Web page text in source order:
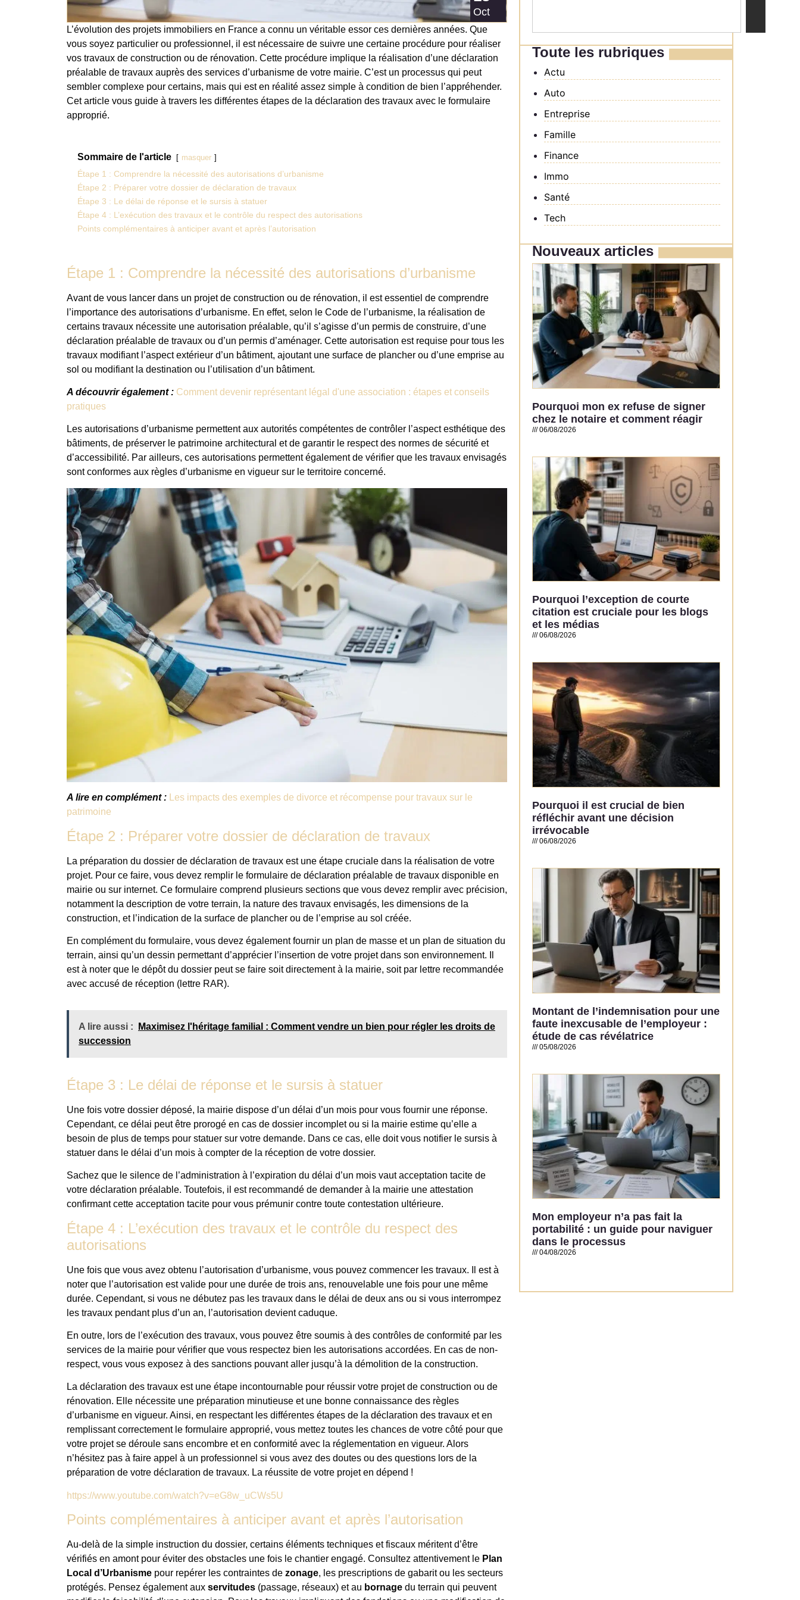
Oct
L’évolution des projets immobiliers en France a connu un véritable essor ces dernières années. Que
vous soyez particulier ou professionnel, il est nécessaire de suivre une certaine procédure pour réaliser
vos travaux de construction ou de rénovation. Cette procédure implique la réalisation d’une déclaration
préalable de travaux auprès des services d’urbanisme de votre mairie. C’est un processus qui peut
sembler complexe pour certains, mais qui est en réalité assez simple à condition de bien l’appréhender.
Cet article vous guide à travers les différentes étapes de la déclaration des travaux avec le formulaire
approprié.
Sommaire de l'article masquer
Étape 1 : Comprendre la nécessité des autorisations d’urbanisme
Étape 2 : Préparer votre dossier de déclaration de travaux
Étape 3 : Le délai de réponse et le sursis à statuer
Étape 4 : L’exécution des travaux et le contrôle du respect des autorisations
Points complémentaires à anticiper avant et après l’autorisation
Étape 1 : Comprendre la nécessité des autorisations d’urbanisme
Avant de vous lancer dans un projet de construction ou de rénovation, il est essentiel de comprendre
l’importance des autorisations d’urbanisme. En effet, selon le Code de l’urbanisme, la réalisation de
certains travaux nécessite une autorisation préalable, qu’il s’agisse d’un permis de construire, d’une
déclaration préalable de travaux ou d’un permis d’aménager. Cette autorisation est requise pour tous les
travaux modifiant l’aspect extérieur d’un bâtiment, ajoutant une surface de plancher ou d’une emprise au
sol ou modifiant la destination ou l’utilisation d’un bâtiment.
A découvrir également : Comment devenir représentant légal d'une association : étapes et conseils
pratiques
Les autorisations d’urbanisme permettent aux autorités compétentes de contrôler l’aspect esthétique des
bâtiments, de préserver le patrimoine architectural et de garantir le respect des normes de sécurité et
d’accessibilité. Par ailleurs, ces autorisations permettent également de vérifier que les travaux envisagés
sont conformes aux règles d’urbanisme en vigueur sur le territoire concerné.
A lire en complément :
Les impacts des exemples de divorce et récompense pour travaux sur le
patrimoine
Étape 2 : Préparer votre dossier de déclaration de travaux
La préparation du dossier de déclaration de travaux est une étape cruciale dans la réalisation de votre
projet. Pour ce faire, vous devez remplir le formulaire de déclaration préalable de travaux disponible en
mairie ou sur internet. Ce formulaire comprend plusieurs sections que vous devez remplir avec précision,
notamment la description de votre terrain, la nature des travaux envisagés, les dimensions de la
construction, et l’indication de la surface de plancher ou de l’emprise au sol créée.
En complément du formulaire, vous devez également fournir un plan de masse et un plan de situation du
terrain, ainsi qu’un dessin permettant d’apprécier l’insertion de votre projet dans son environnement. Il
est à noter que le dépôt du dossier peut se faire soit directement à la mairie, soit par lettre recommandée
avec accusé de réception (lettre RAR).
A lire aussi :
Maximisez l'héritage familial : Comment vendre un bien pour régler les droits de
succession
Étape 3 : Le délai de réponse et le sursis à statuer
Une fois votre dossier déposé, la mairie dispose d’un délai d’un mois pour vous fournir une réponse.
Cependant, ce délai peut être prorogé en cas de dossier incomplet ou si la mairie estime qu’elle a
besoin de plus de temps pour statuer sur votre demande. Dans ce cas, elle doit vous notifier le sursis à
statuer dans le délai d’un mois à compter de la réception de votre dossier.
Sachez que le silence de l’administration à l’expiration du délai d’un mois vaut acceptation tacite de
votre déclaration préalable. Toutefois, il est recommandé de demander à la mairie une attestation
confirmant cette acceptation tacite pour vous prémunir contre toute contestation ultérieure.
Étape 4 : L’exécution des travaux et le contrôle du respect des
autorisations
Une fois que vous avez obtenu l’autorisation d’urbanisme, vous pouvez commencer les travaux. Il est à
noter que l’autorisation est valide pour une durée de trois ans, renouvelable une fois pour une même
durée. Cependant, si vous ne débutez pas les travaux dans le délai de deux ans ou si vous interrompez
les travaux pendant plus d’un an, l’autorisation devient caduque.
En outre, lors de l’exécution des travaux, vous pouvez être soumis à des contrôles de conformité par les
services de la mairie pour vérifier que vous respectez bien les autorisations accordées. En cas de non-
respect, vous vous exposez à des sanctions pouvant aller jusqu’à la démolition de la construction.
La déclaration des travaux est une étape incontournable pour réussir votre projet de construction ou de
rénovation. Elle nécessite une préparation minutieuse et une bonne connaissance des règles
d’urbanisme en vigueur. Ainsi, en respectant les différentes étapes de la déclaration des travaux et en
remplissant correctement le formulaire approprié, vous mettez toutes les chances de votre côté pour que
votre projet se déroule sans encombre et en conformité avec la réglementation en vigueur. Alors
n’hésitez pas à faire appel à un professionnel si vous avez des doutes ou des questions lors de la
préparation de votre déclaration de travaux. La réussite de votre projet en dépend !
https://www.youtube.com/watch?v=eG8w_uCWs5U
Points complémentaires à anticiper avant et après l’autorisation
Au-delà de la simple instruction du dossier, certains éléments techniques et fiscaux méritent d’être
vérifiés en amont pour éviter des obstacles une fois le chantier engagé. Consultez attentivement le Plan
Local d’Urbanisme pour repérer les contraintes de zonage, les prescriptions de gabarit ou les secteurs
protégés. Pensez également aux servitudes (passage, réseaux) et au bornage du terrain qui peuvent
Toute les rubriques
Actu
Auto
Entreprise
Famille
Finance
Immo
Santé
Tech
Nouveaux articles
Pourquoi mon ex refuse de signer
chez le notaire et comment réagir
06/08/2026
Pourquoi l’exception de courte
citation est cruciale pour les blogs
et les médias
06/08/2026
Pourquoi il est crucial de bien
réfléchir avant une décision
irrévocable
06/08/2026
Montant de l’indemnisation pour une
faute inexcusable de l’employeur :
étude de cas révélatrice
05/08/2026
Mon employeur n’a pas fait la
portabilité : un guide pour naviguer
dans le processus
04/08/2026